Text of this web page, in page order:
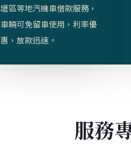
壢區等地汽機車借款服務，
車輛可免留車使用，利率優
惠，放款迅速。
服務